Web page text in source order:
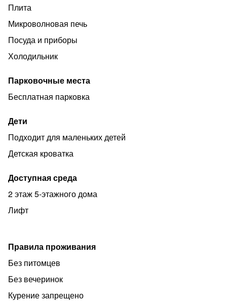
•в ванной комнате тёплые полы
•гигиенический душ
•фен
•стиральная машина, кондиционер
книга со стихами от петербургского детского поэта
Ольги Молявиной.
Плита
Микроволновая печь
Посуда и приборы
Холодильник
Парковочные места
Бесплатная парковка
Дети
Подходит для маленьких детей
Детская кроватка
Доступная среда
2 этаж 5-этажного дома
Лифт
Правила проживания
Без питомцев
Без вечеринок
Курение запрещено